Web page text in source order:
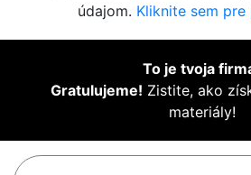
údajom. Kliknite sem pre
To je tvoja
Gratulujeme! Zistite, ako
materiály!